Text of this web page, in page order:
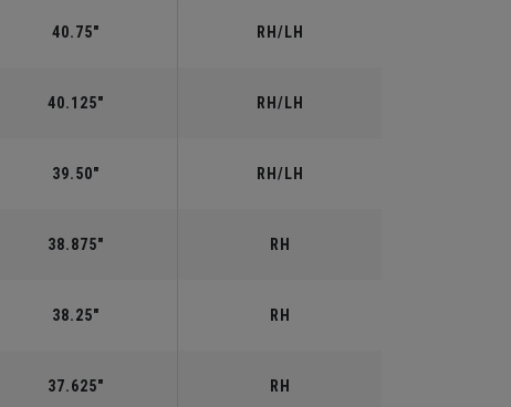
40.75" RH/LH
40.125" RH/LH
39.50" RH/LH
38.875" RH
38.25" RH
37.625" RH